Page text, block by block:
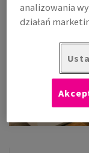
analizowania
działań